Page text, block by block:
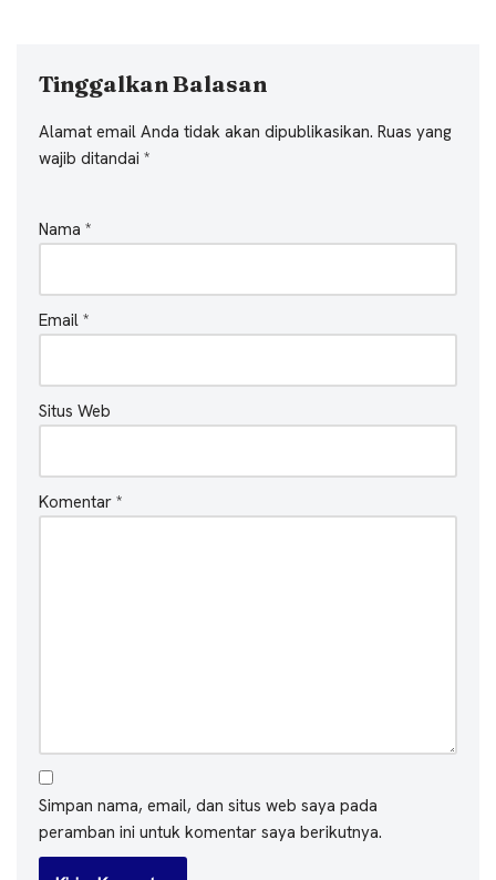
Tinggalkan Balasan
Alamat email Anda tidak akan dipublikasikan. Ruas yang
wajib ditandai *
Nama *
Email *
Situs Web
Komentar *
Simpan nama, email, dan situs web saya pada
peramban ini untuk komentar saya berikutnya.